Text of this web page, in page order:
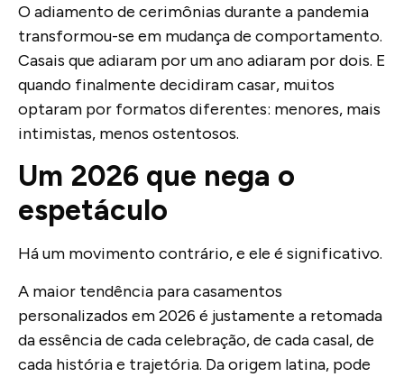
O adiamento de cerimônias durante a pandemia
transformou-se em mudança de comportamento.
Casais que adiaram por um ano adiaram por dois. E
quando finalmente decidiram casar, muitos
optaram por formatos diferentes: menores, mais
intimistas, menos ostentosos.
Um 2026 que nega o
espetáculo
Há um movimento contrário, e ele é significativo.
A maior tendência para casamentos
personalizados em 2026 é justamente a retomada
da essência de cada celebração, de cada casal, de
cada história e trajetória. Da origem latina, pode